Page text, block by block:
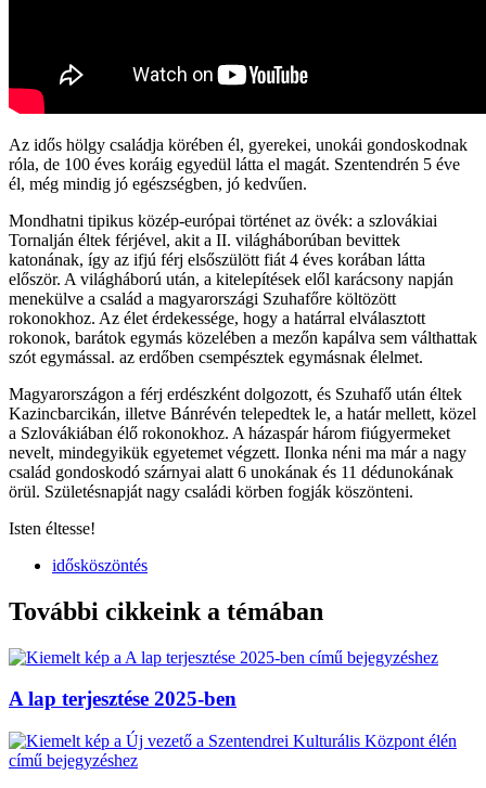
Az idős hölgy családja körében él, gyerekei, unokái gondoskodnak
róla, de 100 éves koráig egyedül látta el magát. Szentendrén 5 éve
él, még mindig jó egészségben, jó kedvűen.
Mondhatni tipikus közép-európai történet az övék: a szlovákiai
Tornalján éltek férjével, akit a II. világháborúban bevittek
katonának, így az ifjú férj elsőszülött fiát 4 éves korában látta
először. A világháború után, a kitelepítések elől karácsony napján
menekülve a család a magyarországi Szuhafőre költözött
rokonokhoz. Az élet érdekessége, hogy a határral elválasztott
rokonok, barátok egymás közelében a mezőn kapálva sem válthattak
szót egymással. az erdőben csempésztek egymásnak élelmet.
Magyarországon a férj erdészként dolgozott, és Szuhafő után éltek
Kazincbarcikán, illetve Bánrévén telepedtek le, a határ mellett, közel
a Szlovákiában élő rokonokhoz. A házaspár három fiúgyermeket
nevelt, mindegyikük egyetemet végzett. Ilonka néni ma már a nagy
család gondoskodó szárnyai alatt 6 unokának és 11 dédunokának
örül. Születésnapját nagy családi körben fogják köszönteni.
Isten éltesse!
idősköszöntés
További cikkeink a témában
A lap terjesztése 2025-ben